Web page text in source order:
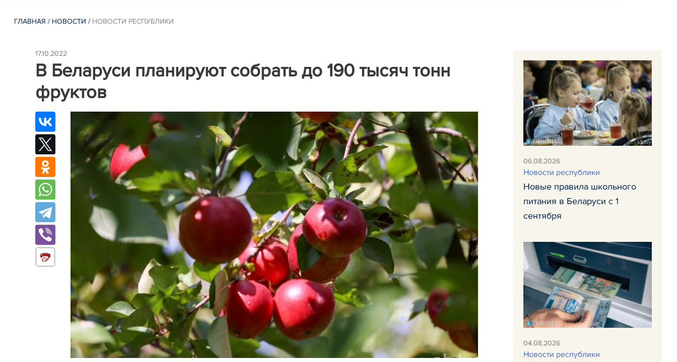
ГЛАВНАЯ / НОВОСТИ / НОВОСТИ РЕСПУБЛИКИ
17.10.2022
В Беларуси планируют собрать до 190 тысяч тонн
фруктов
06.08.2026
Новости республики
Новые правила школьного
питания в Беларуси с 1
сентября
04.08.2026
Новости республики